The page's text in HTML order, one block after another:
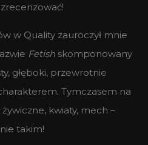
w Quality zauroczył mnie
Fetish skomponowany
głęboki, przewrotnie
Tymczasem na
kwiaty, mech –
takim!